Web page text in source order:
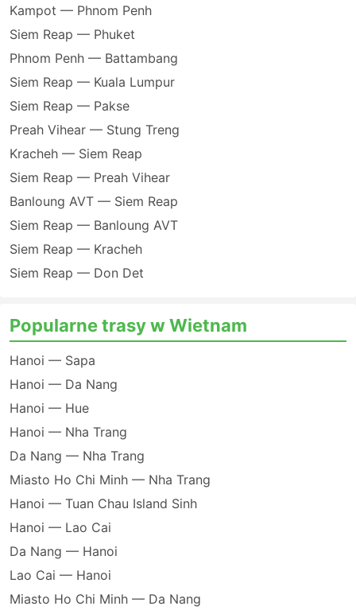
Kampot — Phnom Penh
Siem Reap — Phuket
Phnom Penh — Battambang
Siem Reap — Kuala Lumpur
Siem Reap — Pakse
Preah Vihear — Stung Treng
Kracheh — Siem Reap
Siem Reap — Preah Vihear
Banloung AVT — Siem Reap
Siem Reap — Banloung AVT
Siem Reap — Kracheh
Siem Reap — Don Det
Popularne trasy w Wietnam
Hanoi — Sapa
Hanoi — Da Nang
Hanoi — Hue
Hanoi — Nha Trang
Da Nang — Nha Trang
Miasto Ho Chi Minh — Nha Trang
Hanoi — Tuan Chau Island Sinh
Hanoi — Lao Cai
Da Nang — Hanoi
Lao Cai — Hanoi
Miasto Ho Chi Minh — Da Nang